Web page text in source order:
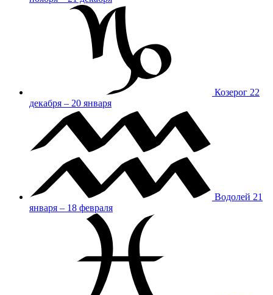
Козерог 22
декабря – 20 января
Водолей 21
января – 18 февраля